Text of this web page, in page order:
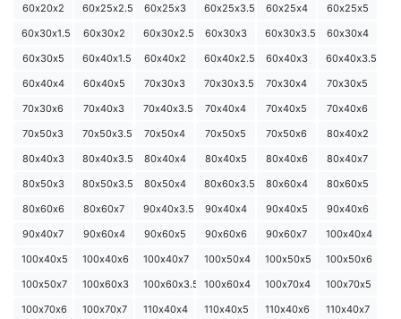
60х20х2
60х25х2.5 60х25х3 60х25х3.5 60х25х4
60х25х5
60х30х1.5
60х30х2 60х30х2.5 60х30х3 60х30х3.5
60х30х4
60х30х5
60х40х1.5 60х40х2 60х40х2.5 60х40х3
60х40х3.5
60х40х4
60х40х5 70х30х3 70х30х3.5 70х30х4
70х30х5
70х30х6
70х40х3 70х40х3.5 70х40х4 70х40х5
70х40х6
70х50х3
70х50х3.5 70х50х4 70х50х5 70х50х6
80х40х2
80х40х3
80х40х3.5 80х40х4 80х40х5 80х40х6
80х40х7
80х50х3
80х50х3.5 80х50х4 80х60х3.5 80х60х4
80х60х5
80х60х6
80х60х7 90х40х3.5 90х40х4 90х40х5
90х40х6
90х40х7
90х60х4 90х60х5 90х60х6 90х60х7
100х40х4
100х40х5
100х40х6 100х40х7 100х50х4 100х50х5
100х50х6
100х50х7
100х60х3 100х60х3.5 100х60х4 100х70х4
100х70х5
100х70х6
100х70х7 110х40х4 110х40х5 110х40х6
110х40х7